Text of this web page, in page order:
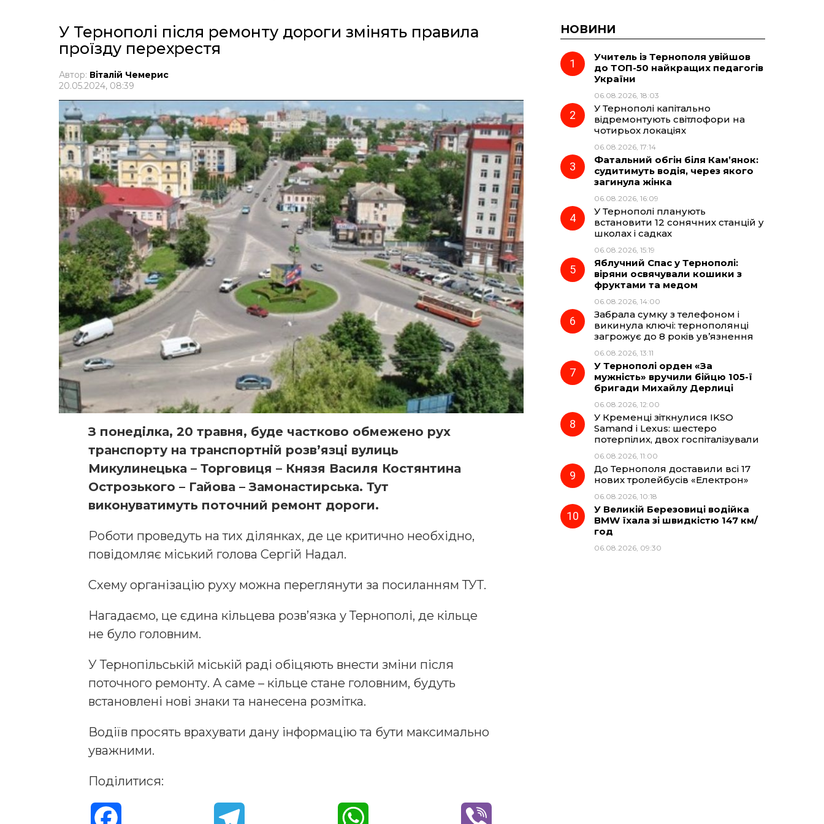
У Тернополі після ремонту дороги змінять правила
проїзду перехрестя
Автор: Віталій Чемерис
20.05.2024, 08:39
З понеділка, 20 травня, буде частково обмежено рух
транспорту на транспортній розв’язці вулиць
Микулинецька – Торговиця – Князя Василя Костянтина
Острозького – Гайова – Замонастирська. Тут
виконуватимуть поточний ремонт дороги.
Роботи проведуть на тих ділянках, де це критично необхідно,
повідомляє міський голова Сергій Надал.
Схему організацію руху можна переглянути за посиланням ТУТ.
Нагадаємо, це єдина кільцева розвʼязка у Тернополі, де кільце
не було головним.
У Тернопільській міській раді обіцяють внести зміни після
поточного ремонту. А саме – кільце стане головним, будуть
встановлені нові знаки та нанесена розмітка.
Водіїв просять врахувати дану інформацію та бути максимально
уважними.
Поділитися:
НОВИНИ
Учитель із Тернополя увійшов
до ТОП-50 найкращих педагогів
України
06.08.2026, 18:03
У Тернополі капітально
відремонтують світлофори на
чотирьох локаціях
06.08.2026, 17:14
Фатальний обгін біля Кам’янок:
судитимуть водія, через якого
загинула жінка
06.08.2026, 16:09
У Тернополі планують
встановити 12 сонячних станцій у
школах і садках
06.08.2026, 15:19
Яблучний Спас у Тернополі:
віряни освячували кошики з
фруктами та медом
06.08.2026, 14:00
Забрала сумку з телефоном і
викинула ключі: тернополянці
загрожує до 8 років ув’язнення
06.08.2026, 13:11
У Тернополі орден «За
мужність» вручили бійцю 105-ї
бригади Михайлу Дерлиці
06.08.2026, 12:00
У Кременці зіткнулися IKSO
Samand і Lexus: шестеро
потерпілих, двох госпіталізували
06.08.2026, 11:00
До Тернополя доставили всі 17
нових тролейбусів «Електрон»
06.08.2026, 10:18
У Великій Березовиці водійка
BMW їхала зі швидкістю 147 км/
год
06.08.2026, 09:30